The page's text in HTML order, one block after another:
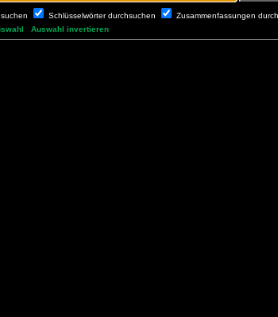
Schlüsselwörter durchsuchen Zusammenfassungen
Auswahl invertieren